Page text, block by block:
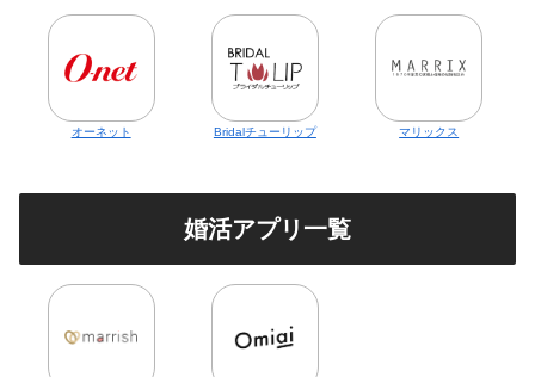
オーネット Bridalチューリップ マリックス
婚活アプリ一覧